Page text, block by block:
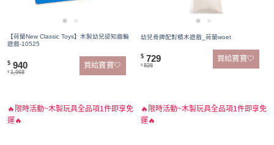
【荷蘭New Classic Toys】木製幼兒認知齒輪
遊戲-10525
$ 940
$ 1,068
買給寶寶🤍
幼兒骨牌配對積木遊戲_荷蘭woet
$ 729
$ 828
買給寶寶🤍
🔥限時活動~木製玩具全品項1件即享免
運🔥
🔥限時活動~木製玩具全品項1件即享免
運🔥